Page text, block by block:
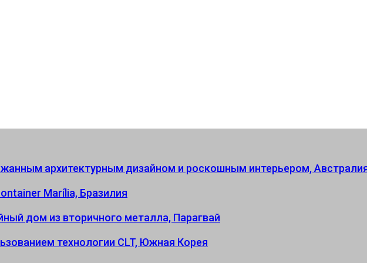
архитектурным дизайном и роскошным интерьером,
Marília, Бразилия
дом из вторичного металла, Парагвай
технологии CLT, Южная Корея